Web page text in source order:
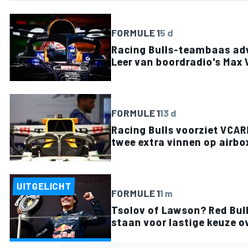
FORMULE 15 d
Racing Bulls-teambaas
Leer van boordradio's Max
FORMULE 113 d
Racing Bulls voorziet
twee extra vinnen op
UITGELICHT
FORMULE 11 m
Tsolov of Lawson? Red
staan voor lastige keuze